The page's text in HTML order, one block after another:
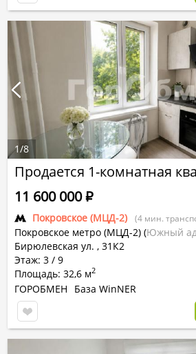
Продается 1-комнатная
Покровское (МЦД-2) (4 мин.
Покровское метро (МЦД-2) (Южный
Бирюлевская ул. , 31К2
Этаж: 3 / 9
Площадь: 32,6 м2
11 600 000Р
ГОРОБМЕН
База WinNER
1/8